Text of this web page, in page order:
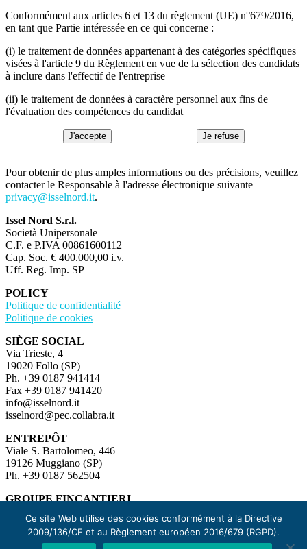
Conformément aux articles 6 et 13 du règlement (UE) n°679/2016,
en tant que Partie intéressée en ce qui concerne :
(i) le traitement de données appartenant à des catégories spécifiques
visées à l'article 9 du Règlement en vue de la sélection des candidats
à inclure dans l'effectif de l'entreprise
(ii) le traitement de données à caractère personnel aux fins de
l'évaluation des compétences du candidat
J'accepte Je refuse
Pour obtenir de plus amples informations ou des précisions, veuillez
contacter le Responsable à l'adresse électronique suivante
privacy@isselnord.it.
Issel Nord S.r.l.
Società Unipersonale
C.F. e P.IVA 00861600112
Cap. Soc. € 400.000,00 i.v.
Uff. Reg. Imp. SP
POLICY
Politique de confidentialité
Politique de cookies
SIÈGE SOCIAL
Via Trieste, 4
19020 Follo (SP)
Ph. +39 0187 941414
Fax +39 0187 941420
info@isselnord.it
isselnord@pec.collabra.it
ENTREPÔT
Viale S. Bartolomeo, 446
19126 Muggiano (SP)
Ph. +39 0187 562504
GROUPE FINCANTIERI
MEDIA
Ce site Web utilise des cookies conformément à la Directive
2009/136/CE et au Règlement européen 2016/679 (RGPD).